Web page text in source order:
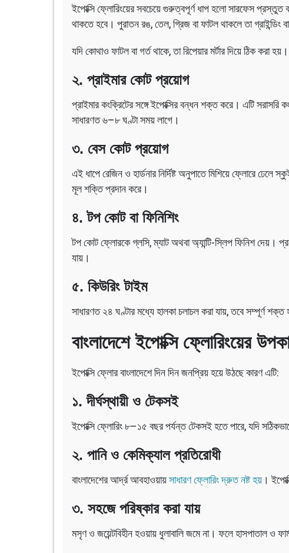
ইপোক্সি ফ্লোরিংয়ের সবচেয়ে গুরুত্বপূর্ণ ধাপ হলো সারফেস প্রস্তুত
থাকতে হবে। পুরাতন রঙ, তেল, গ্রিজ বা ফাটল থাকলে তা গ্রাইন্ডিং
যদি কোথাও ফাটল বা গর্ত থাকে, তা রিপেয়ার মর্টার দিয়ে ঠিক করা হয়।
২. প্রাইমার কোট প্রয়োগ
প্রাইমার কংক্রিটের সঙ্গে ইপোক্সির বন্ধন শক্ত করে। এটি
সাধারণত ৬–৮ ঘণ্টা সময় লাগে।
৩. বেস কোট প্রয়োগ
এই ধাপে রেজিন ও হার্ডনার নির্দিষ্ট অনুপাতে মিশিয়ে ফ্লোরে
মূল শক্তি প্রদান করে।
৪. টপ কোট বা ফিনিশিং
টপ কোট ফ্লোরকে গ্লসি, ম্যাট অথবা অ্যান্টি-স্লিপ ফিনিশ দেয়।
যায়।
৫. কিউরিং টাইম
সাধারণত ২৪ ঘণ্টার মধ্যে হালকা চলাচল করা যায়, তবে সম্পূর্ণ
বাংলাদেশে ইপোক্সি ফ্লোরিংয়ের
ইপোক্সি ফ্লোর বাংলাদেশে দিন দিন জনপ্রিয় হয়ে উঠছে কারণ এটি:
১. দীর্ঘস্থায়ী ও টেকসই
ইপোক্সি ফ্লোরিং ৮–১৫ বছর পর্যন্ত টেকসই হতে পারে, যদি
২. পানি ও কেমিক্যাল প্রতিরোধী
বাংলাদেশের আর্দ্র আবহাওয়ায়সাধারণ ফ্লোরিং দ্রুত নষ্ট হয় ।
৩. সহজে পরিষ্কার করা যায়
মসৃণ ও জয়েন্টবিহীন হওয়ায় ধুলাবালি জমে না। ফলে হাসপাতাল ও